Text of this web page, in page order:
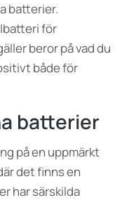
batterier.
för
beror på vad du
både för
batterier
på en uppmärkt
det finns en
har särskilda